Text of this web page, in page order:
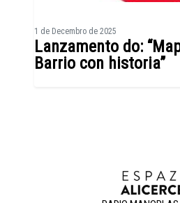
1 de Decembro de 2025
Lanzamento do:
Barrio con historia”